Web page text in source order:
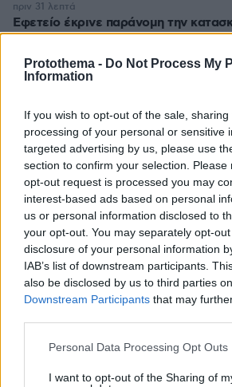
Protothema - Do Not Process My
Information
If you wish to opt-out of the sale,
processing of your personal or sensitive
targeted advertising by us, please use
section to confirm your selection.
opt-out request is processed you may
interest-based ads based on personal
us or personal information disclosed to
your opt-out. You may separately opt-
disclosure of your personal information
IAB’s list of downstream participants.
also be disclosed by us to third parties
Downstream Participants that may
Please note that this website/app uses
not limited to your visit or usage
Personal Data Processing Opt Outs
I want to opt-out of the Sharing of
Εφετείο έκρινε παράνομη την
αίθουσας χορού του Τραμπ στον
πριν 31 λεπτά
Νηστεία Δεκαπενταύγουστου: 20
πριν 35 λεπτά
Ο ΣΚΑΪ έλυσε τη συνεργασία του με
σύμβουλο, Γρηγόρη Δημητριάδη,
ανακοίνωση
πριν 37 λεπτά
ΔΕΙΤΕ ΟΛΕΣ ΤΙΣ ΕΙΔΗΣΕΙΣ
ΤΑ ΠΙΟ ΔΗΜΟΦΙΛΗ